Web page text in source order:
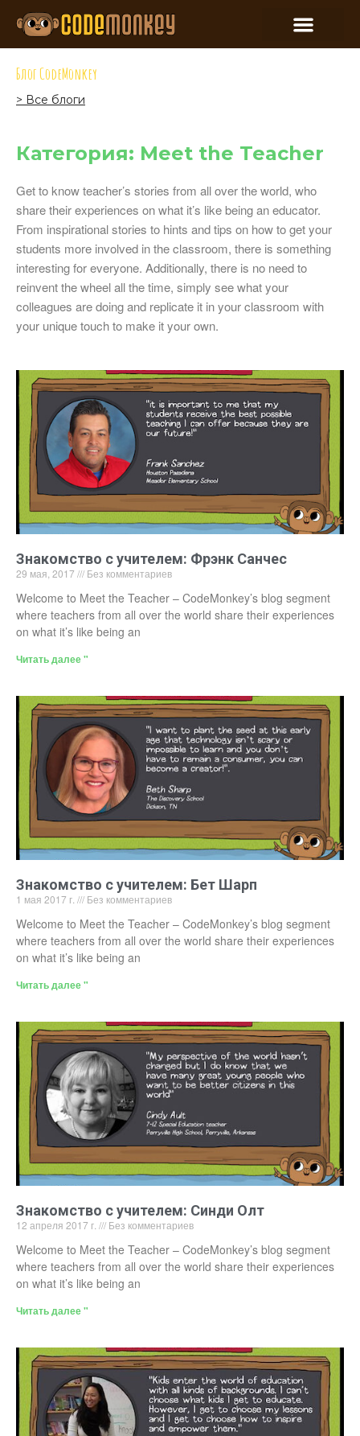
Блог CodeMonkey
> Все блоги
Категория: Meet the Teacher
Get to know teacher’s stories from all over the world, who
share their experiences on what it’s like being an educator.
From inspirational stories to hints and tips on how to get your
students more involved in the classroom, there is something
interesting for everyone. Additionally, there is no need to
reinvent the wheel all the time, simply see what your
colleagues are doing and replicate it in your classroom with
your unique touch to make it your own.
Знакомство с учителем: Фрэнк Санчес
29 мая, 2017 Без комментариев
Welcome to Meet the Teacher – CodeMonkey’s blog segment
where teachers from all over the world share their experiences
on what it’s like being an
Читать далее "
Знакомство с учителем: Бет Шарп
1 мая 2017 г. Без комментариев
Welcome to Meet the Teacher – CodeMonkey’s blog segment
where teachers from all over the world share their experiences
on what it’s like being an
Читать далее "
Знакомство с учителем: Синди Олт
12 апреля 2017 г. Без комментариев
Welcome to Meet the Teacher – CodeMonkey’s blog segment
where teachers from all over the world share their experiences
on what it’s like being an
Читать далее "